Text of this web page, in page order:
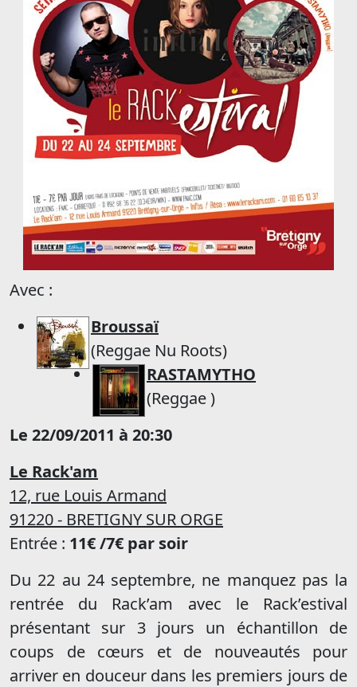
Avec :
Broussaï
(Reggae Nu Roots)
RASTAMYTHO
(Reggae )
Le 22/09/2011 à 20:30
Le Rack'am
12, rue Louis Armand
91220 - BRETIGNY SUR ORGE
Entrée : 11€ /7€ par soir
Du 22 au 24 septembre, ne manquez pas la
rentrée du Rack’am avec le Rack’estival
présentant sur 3 jours un échantillon de
coups de cœurs et de nouveautés pour
arriver en douceur dans les premiers jours de